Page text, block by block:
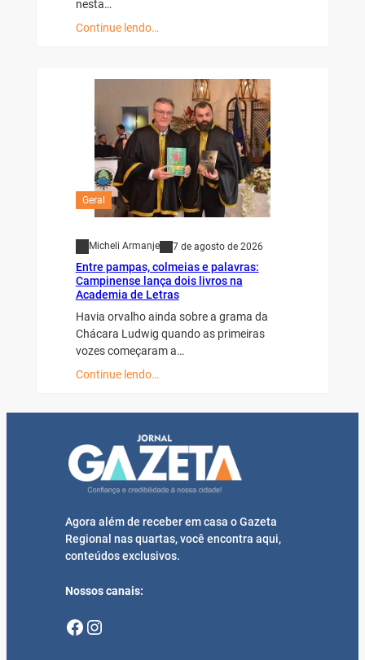
nesta…
Continue lendo…
Geral
Micheli Armanje 7 de agosto de 2026
Entre pampas, colmeias e palavras:
Campinense lança dois livros na
Academia de Letras
Havia orvalho ainda sobre a grama da
Chácara Ludwig quando as primeiras
vozes começaram a…
Continue lendo…
Agora além de receber em casa o Gazeta
Regional nas quartas, você encontra aqui,
conteúdos exclusivos.
Nossos canais:
Facebook Instagram